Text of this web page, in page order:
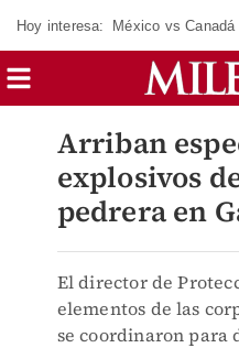
Hoy interesa: México vs Canadá
Arriban
explosivos
pedrera en
El director de
elementos de las
se coordinaron para